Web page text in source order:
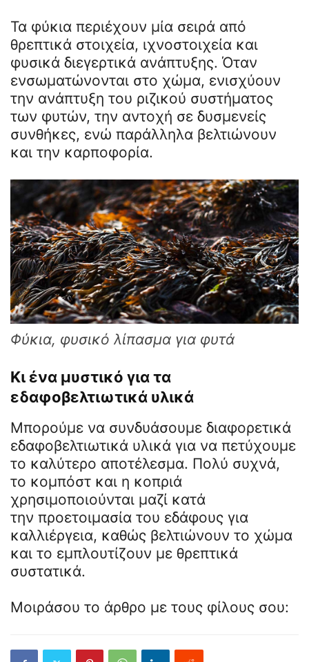
Τα φύκια περιέχουν μία σειρά από
θρεπτικά στοιχεία, ιχνοστοιχεία και
φυσικά διεγερτικά ανάπτυξης. Όταν
ενσωματώνονται στο χώμα, ενισχύουν
την ανάπτυξη του ριζικού συστήματος
των φυτών, την αντοχή σε δυσμενείς
συνθήκες, ενώ παράλληλα βελτιώνουν
και την καρποφορία.
Φύκια, φυσικό λίπασμα για φυτά
Κι ένα μυστικό για τα
εδαφοβελτιωτικά υλικά
Μπορούμε να συνδυάσουμε διαφορετικά
εδαφοβελτιωτικά υλικά για να πετύχουμε
το καλύτερο αποτέλεσμα. Πολύ συχνά,
το κομπόστ και η κοπριά
χρησιμοποιούνται μαζί κατά
την προετοιμασία του εδάφους για
καλλιέργεια, καθώς βελτιώνουν το χώμα
και το εμπλουτίζουν με θρεπτικά
συστατικά.
Μοιράσου το άρθρο με τους φίλους σου: